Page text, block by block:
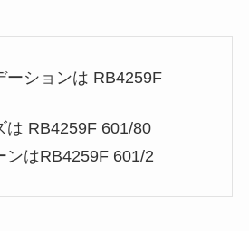
ーションは RB4259F
は RB4259F 601/80
ンはRB4259F 601/2